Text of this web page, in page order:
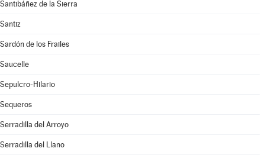
Santibáñez de la Sierra
Santiz
Sardón de los Frailes
Saucelle
Sepulcro-Hilario
Sequeros
Serradilla del Arroyo
Serradilla del Llano